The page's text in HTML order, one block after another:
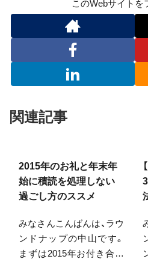
このWebサイトを
関連記事
2015年のお礼と年末年
始に積読を処理しない
過ごし方のススメ
みなさんこんばんは、ラウ
ンドナップの中山です。
まずは2015年お付き合い